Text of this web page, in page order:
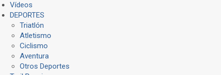
Vídeos
DEPORTES
Triatlón
Atletismo
Ciclismo
Aventura
Otros Deportes